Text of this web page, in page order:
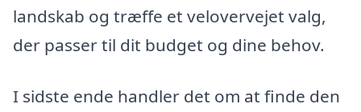
landskab og træffe et velovervejet valg,
der passer til dit budget og dine behov.
I sidste ende handler det om at finde den